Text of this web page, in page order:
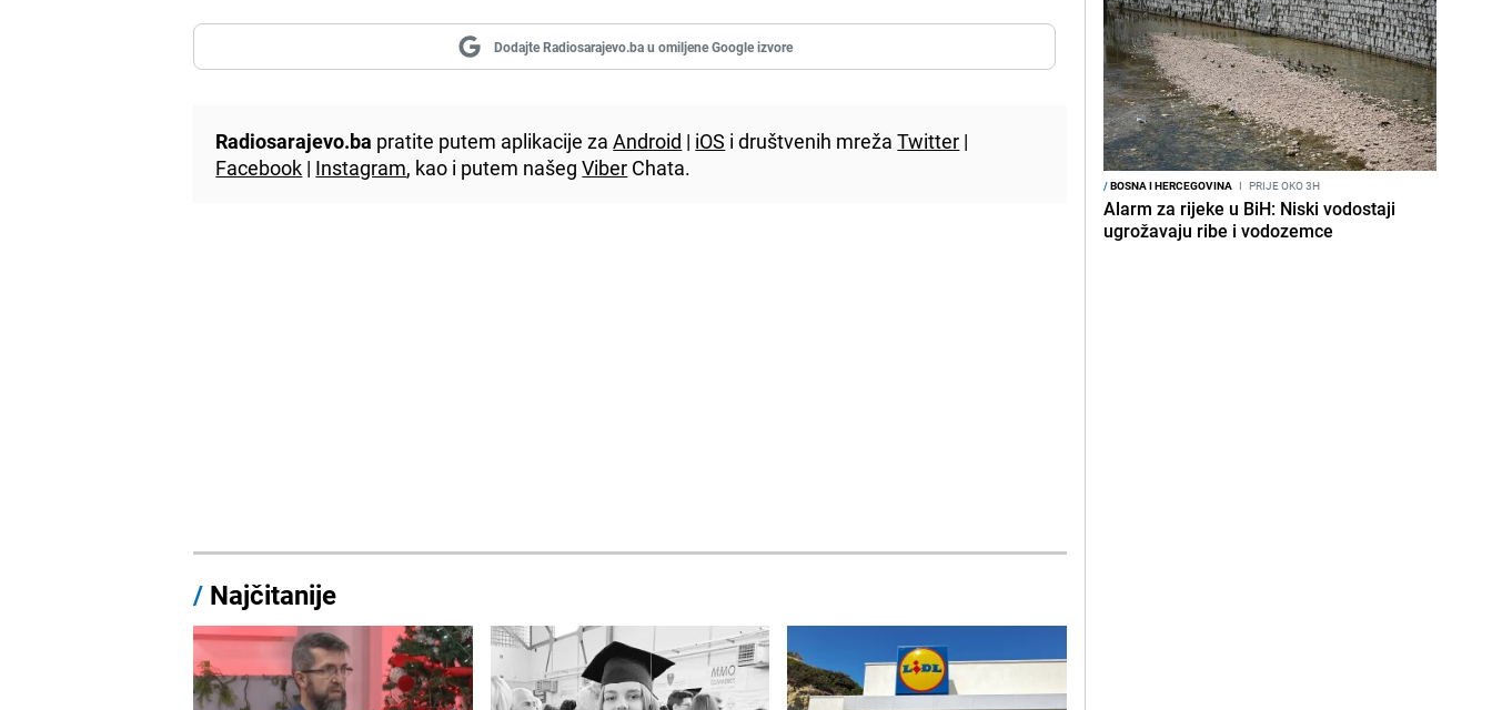
Dodajte Radiosarajevo.ba u omiljene Google izvore
Radiosarajevo.ba pratite putem aplikacije zaAndroid | iOS i društvenih mrežaTwitter |
Facebook | Instagram, kao i putem našegViber Chata.
/ Najčitanije
/BOSNA I HERCEGOVINA I PRIJE OKO 3H
Alarm za rijeke u BiH: Niski vodostaji
ugrožavaju ribe i vodozemce